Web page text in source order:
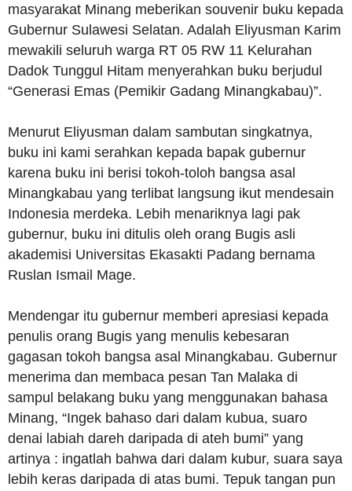
masyarakat Minang meberikan souvenir buku kepada
Gubernur Sulawesi Selatan. Adalah Eliyusman Karim
mewakili seluruh warga RT 05 RW 11 Kelurahan
Dadok Tunggul Hitam menyerahkan buku berjudul
“Generasi Emas (Pemikir Gadang Minangkabau)”.
Menurut Eliyusman dalam sambutan singkatnya,
buku ini kami serahkan kepada bapak gubernur
karena buku ini berisi tokoh-toloh bangsa asal
Minangkabau yang terlibat langsung ikut mendesain
Indonesia merdeka. Lebih menariknya lagi pak
gubernur, buku ini ditulis oleh orang Bugis asli
akademisi Universitas Ekasakti Padang bernama
Ruslan Ismail Mage.
Mendengar itu gubernur memberi apresiasi kepada
penulis orang Bugis yang menulis kebesaran
gagasan tokoh bangsa asal Minangkabau. Gubernur
menerima dan membaca pesan Tan Malaka di
sampul belakang buku yang menggunakan bahasa
Minang, “Ingek bahaso dari dalam kubua, suaro
denai labiah dareh daripada di ateh bumi” yang
artinya : ingatlah bahwa dari dalam kubur, suara saya
lebih keras daripada di atas bumi. Tepuk tangan pun